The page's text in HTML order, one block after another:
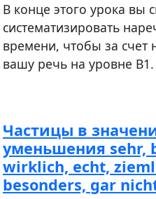
В конце этого урока вы
систематизировать
времени, чтобы за счет
вашу речь на уровне B1.
Частицы в
уменьшения sehr,
wirklich, echt,
besonders, gar